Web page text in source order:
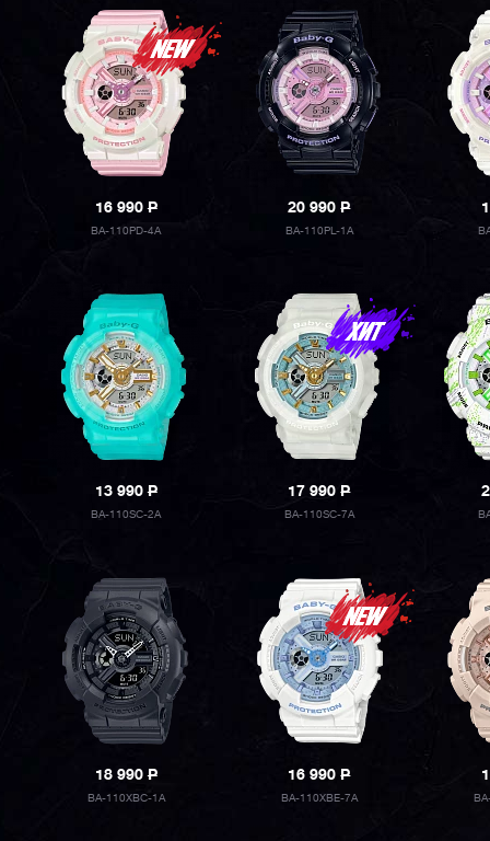
16 990P
BA-110PD-4A
20 990P
BA-110PL-1A
13 990P
BA-110SC-2A
17 990P
BA-110SC-7A
18 990P
BA-110XBC-1A
16 990P
BA-110XBE-7A